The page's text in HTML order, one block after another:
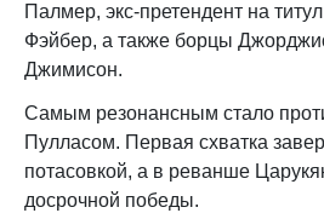
Палмер, экс-претендент на
Фэйбер, а также борцы
Джимисон.
Самым резонансным стало
Пулласом. Первая схватка
потасовкой, а в реванше
досрочной победы.